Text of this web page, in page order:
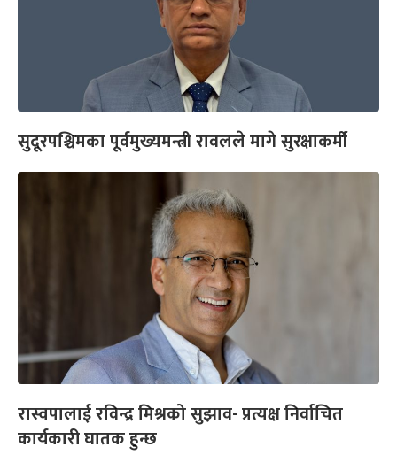
सुदूरपश्चिमका पूर्वमुख्यमन्त्री रावलले मागे सुरक्षाकर्मी
रास्वपालाई रविन्द्र मिश्रको सुझाव- प्रत्यक्ष निर्वाचित
कार्यकारी घातक हुन्छ